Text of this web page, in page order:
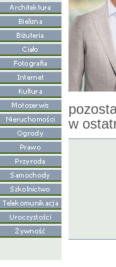
w